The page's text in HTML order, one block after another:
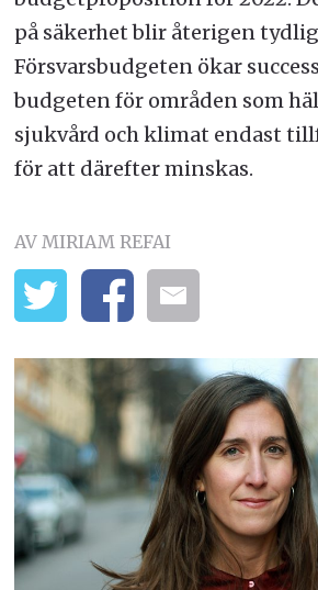
på säkerhet blir återigen
Försvarsbudgeten ökar
budgeten för områden som
sjukvård och klimat endast
för att därefter minskas.
AV MIRIAM REFAI